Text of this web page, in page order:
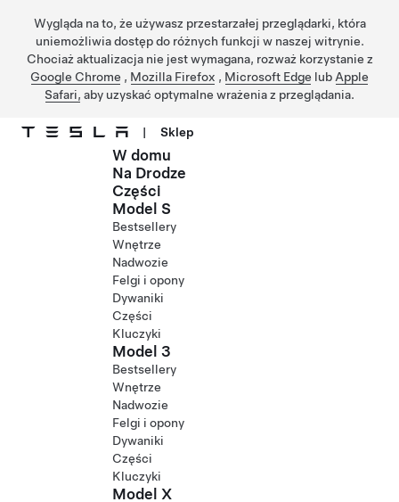
Wygląda na to, że używasz przestarzałej przeglądarki, która
uniemożliwia dostęp do różnych funkcji w naszej witrynie.
Chociaż aktualizacja nie jest wymagana, rozważ korzystanie z
Google Chrome , Mozilla Firefox , Microsoft Edge lub Apple
Safari, aby uzyskać optymalne wrażenia z przeglądania.
Przejdź do głównej zawartości
| Sklep
W domu
Na Drodze
Części
Model S
Bestsellery
Wnętrze
Nadwozie
Felgi i opony
Dywaniki
Części
Kluczyki
Model 3
Bestsellery
Wnętrze
Nadwozie
Felgi i opony
Dywaniki
Części
Kluczyki
Model X